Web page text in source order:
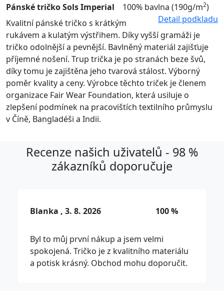
Pánské tričko Sols Imperial 100% bavlna (190g/m2)
Detail podkladu
Kvalitní pánské tričko s krátkým
rukávem a kulatým výstřihem. Díky vyšší gramáži je
tričko odolnější a pevnější. Bavlněný materiál zajišťuje
příjemné nošení. Trup trička je po stranách beze švů,
díky tomu je zajištěna jeho tvarová stálost. Výborný
poměr kvality a ceny. Výrobce těchto triček je členem
organizace Fair Wear Foundation, která usiluje o
zlepšení podmínek na pracovištích textilního průmyslu
v Číně, Bangladéši a Indii.
Recenze našich uživatelů - 98 %
zákazníků doporučuje
Blanka , 3. 8. 2026 100 %
Byl to můj první nákup a jsem velmi
spokojená. Tričko je z kvalitního materiálu
a potisk krásný. Obchod mohu doporučit.